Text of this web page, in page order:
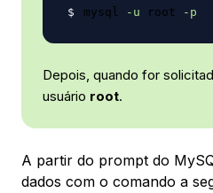
mysql -u root -p
Depois, quando for
usuário root.
A partir do prompt do
dados com o comando a